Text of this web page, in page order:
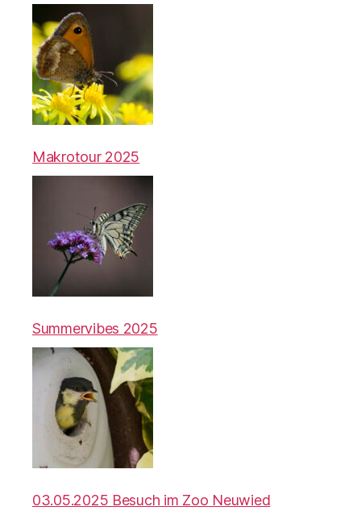
Makrotour 2025
Summervibes 2025
03.05.2025 Besuch im Zoo Neuwied